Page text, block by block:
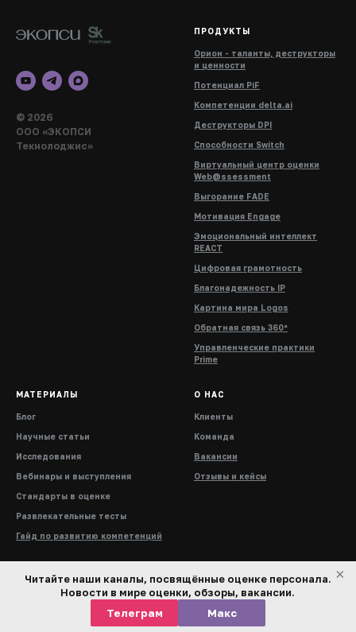
© 2026
ООО «ЭКОПСИ
Текнолоджис»
ПРОДУКТЫ
Орион - таланты, деструкторы
и ценности
Потенциал PiF
Компетенции delta.ai
Деструкторы DPI
Способности Switch
Виртуальный центр оценки
Web@ssessment
Выгорание FADE
Мотивация Engage
Эмоциональный интеллект
REACT
Цифровая грамотность
Благонадежность IP
Картина мира Logos
Обратная связь 360°
Управленческие практики
Prime
МАТЕРИАЛЫ
Блог
Научные статьи
Исследования
Вебинары и выступления
Стандарты в оценке
Развлекательные тесты
Гайд по развитию компетенций
О НАС
Клиенты
Команда
Вакансии
Отзывы и кейсы
Читайте наши каналы, посвящённые оценке персонала.
Новости в мире оценки, обзоры, вакансии.
Телеграм
Макс
×